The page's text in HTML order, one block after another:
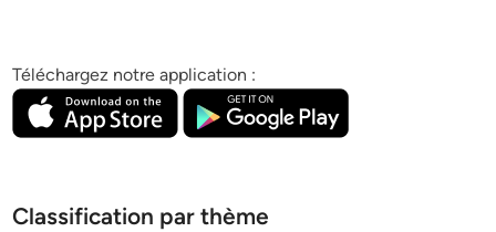
Téléchargez notre application :
Classification par thème